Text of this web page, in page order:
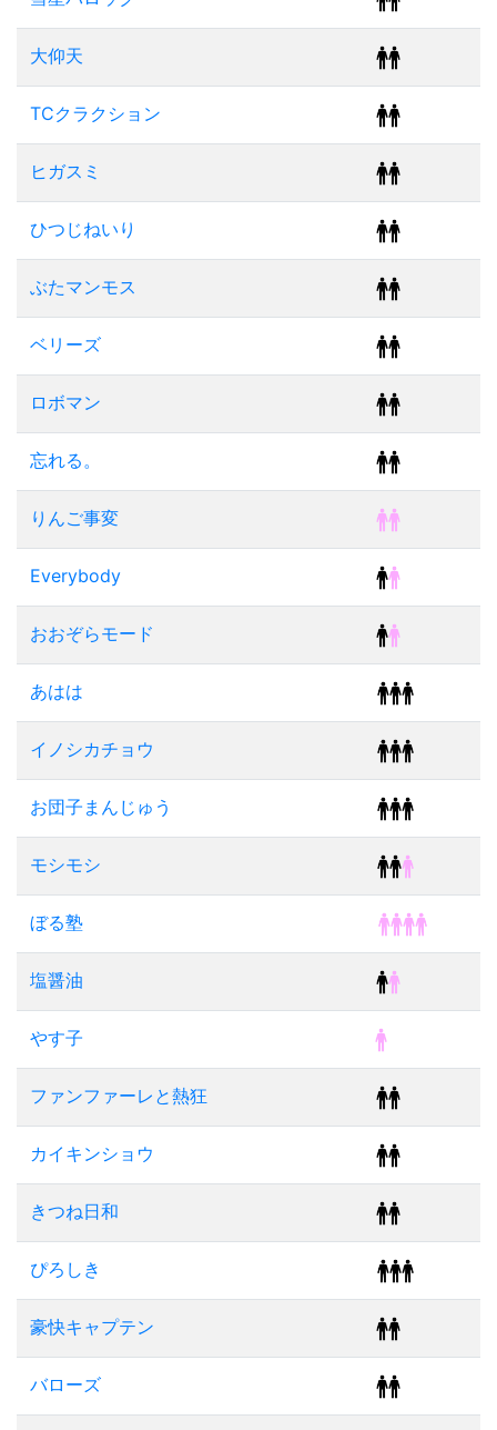
大仰天
TCクラクション
ヒガスミ
ひつじねいり
ぶたマンモス
ベリーズ
ロボマン
忘れる。
りんご事変
Everybody
おおぞらモード
あはは
イノシカチョウ
お団子まんじゅう
モシモシ
ぼる塾
塩醤油
やす子
ファンファーレと熱狂
カイキンショウ
きつね日和
ぴろしき
豪快キャプテン
バローズ